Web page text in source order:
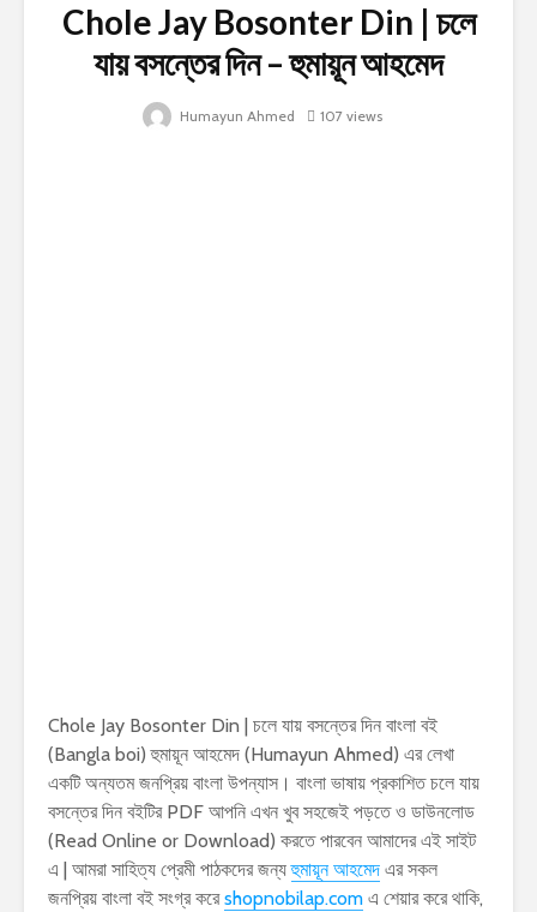
Chole Jay Bosonter Din | চলে
যায় বসন্তের দিন – হুমায়ূন আহমেদ
Humayun Ahmed 107 views
Chole Jay Bosonter Din | চলে যায় বসন্তের দিন বাংলা বই
(Bangla boi) হুমায়ূন আহমেদ (Humayun Ahmed) এর লেখা
একটি অন্যতম জনপ্রিয় বাংলা উপন্যাস। বাংলা ভাষায় প্রকাশিত চলে যায়
বসন্তের দিন বইটির PDF আপনি এখন খুব সহজেই পড়তে ও ডাউনলোড
(Read Online or Download) করতে পারবেন আমাদের এই সাইট
এ | আমরা সাহিত্য প্রেমী পাঠকদের জন্যহুমায়ূন আহমেদ এর সকল
জনপ্রিয় বাংলা বই সংগ্র করেshopnobilap.com এ শেয়ার করে থাকি,